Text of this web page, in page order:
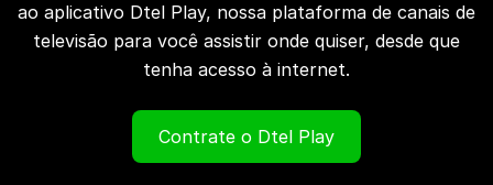
ao aplicativo Dtel Play, nossa plataforma de canais de
televisão para você assistir onde quiser, desde que
tenha acesso à internet.
Contrate o Dtel Play